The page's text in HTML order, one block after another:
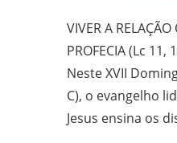
VIVER A
PROFECIA (Lc
Neste XVII
C), o evangelho
Jesus ensina os